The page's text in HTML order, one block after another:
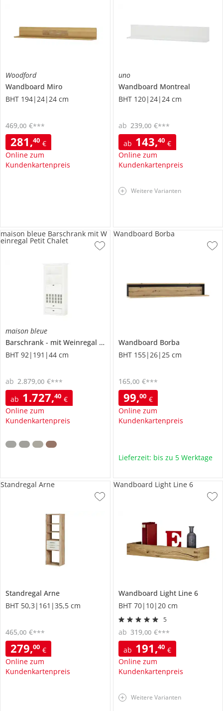
Woodford
Wandboard Miro
BHT 194|24|24 cm
281,40 €
Online zum
Kundenkartenpreis
469,00 €***
uno
Wandboard Montreal
BHT 120|24|24 cm
ab 143,40 €
Online zum
Kundenkartenpreis
ab 239,00 €***
Weitere Varianten
maison bleue
Barschrank
mit Weinregal
Petit Chalet
BHT 92|191|44 cm
ab 1.727,40 €
Online zum
Kundenkartenpreis
ab 2.879,00 €***
maison bleue Barschrank mit W
einregal Petit Chalet
Wandboard Borba
BHT 155|26|25 cm
99,00 €
Online zum
Kundenkartenpreis
165,00 €***
Wandboard Borba
Lieferzeit: bis zu 5 Werktage
Standregal Arne
BHT 50,3|161|35,5 cm
279,00 €
Online zum
Kundenkartenpreis
465,00 €***
Standregal Arne
Wandboard Light Line 6
BHT 70|10|20 cm
5
ab 191,40 €
Online zum
Kundenkartenpreis
ab 319,00 €***
Wandboard Light Line 6
Weitere Varianten